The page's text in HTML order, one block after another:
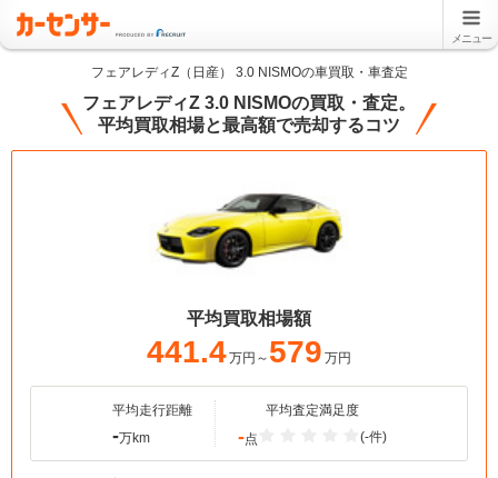
メニュー
フェアレディZ（日産） 3.0 NISMOの車買取・車査定
フェアレディZ 3.0 NISMOの買取・査定。
平均買取相場と最高額で売却するコツ
平均買取相場額
441.4万円～ 579 万円
平均走行距離
-万km
平均査定満足度
-点 (-件)